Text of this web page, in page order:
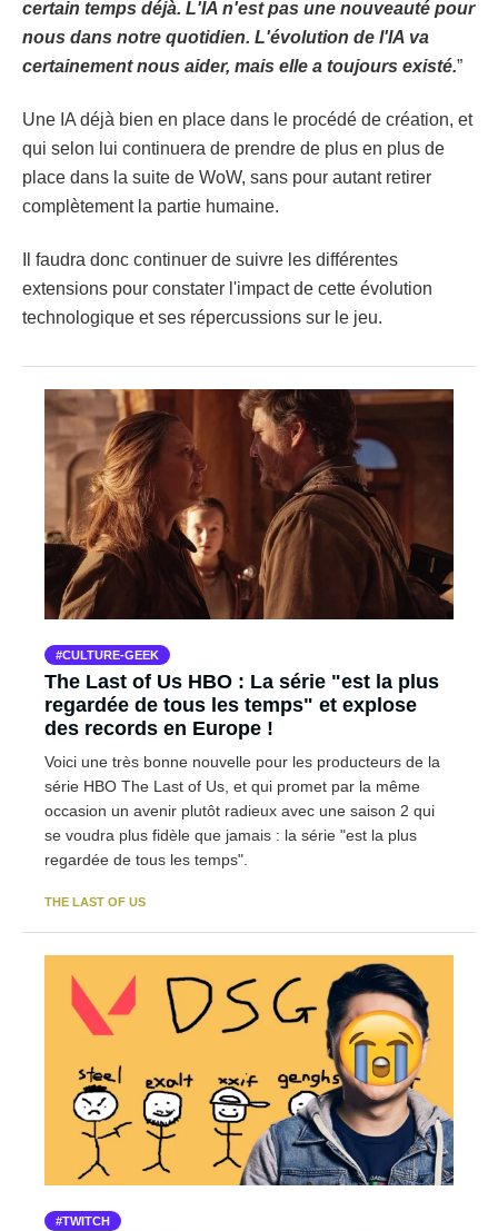
certain temps déjà. L'IA n'est pas une nouveauté pour
nous dans notre quotidien. L'évolution de l'IA va
certainement nous aider, mais elle a toujours existé.”
Une IA déjà bien en place dans le procédé de création, et
qui selon lui continuera de prendre de plus en plus de
place dans la suite de WoW, sans pour autant retirer
complètement la partie humaine.
Il faudra donc continuer de suivre les différentes
extensions pour constater l'impact de cette évolution
technologique et ses répercussions sur le jeu.
CULTURE-GEEK
The Last of Us HBO : La série "est la plus
regardée de tous les temps" et explose
des records en Europe !
Voici une très bonne nouvelle pour les producteurs de la
série HBO The Last of Us, et qui promet par la même
occasion un avenir plutôt radieux avec une saison 2 qui
se voudra plus fidèle que jamais : la série "est la plus
regardée de tous les temps".
THE LAST OF US
TWITCH